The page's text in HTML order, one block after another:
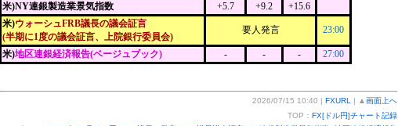
米)NY連銀製造業景気指数
+5.7 +9.2
+15.6
米)ウォーシュFRB議長の議会証言
(半期に1度の議会証言、上院銀行委員会)
要人発言 23:00
米)地区連銀経済報告(ベージュブック) - - - 27:00
2026/07/15 10:40 | FXURL | ▲ 画面上へ
TOP： FX[ドル円]チャート記録